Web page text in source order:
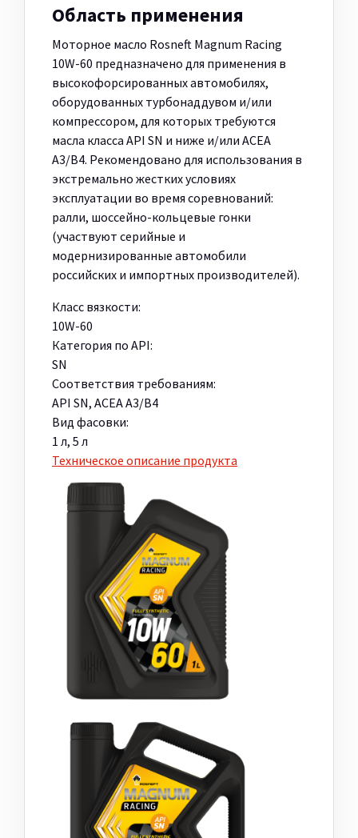
Область применения
Моторное масло Rosneft Magnum Racing
10W-60 предназначено для применения в
высокофорсированных автомобилях,
оборудованных турбонаддувом и/или
компрессором, для которых требуются
масла класса API SN и ниже и/или ACEA
A3/B4. Рекомендовано для использования в
экстремально жестких условиях
эксплуатации во время соревнований:
ралли, шоссейно-кольцевые гонки
(участвуют серийные и
модернизированные автомобили
российских и импортных производителей).
Класс вязкости:
10W-60
Категория по API:
SN
Соответствия требованиям:
API SN, ACEA A3/B4
Вид фасовки:
1 л, 5 л
Техническое описание продукта